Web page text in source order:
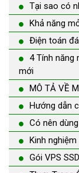
Tại sao có
Khả năng
Điện toán
4 Tính năng
mới
MÔ TẢ VỀ
Hướng dẫn
Có nên
Kinh
Gói VPS